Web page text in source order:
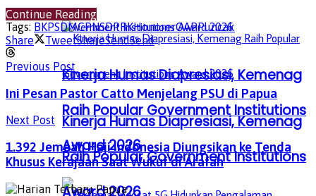
Kinerja Humas Diapresiasi, Kemenag
Raih Popular Government Institutions
Award 2026
Kinerja Humas Diapresiasi, Kemenag
Raih Popular Government Institutions
Award 2026
Continue Reading
Tags: BKPSDMCPNSDPRKHonorerOAPPuncak
Share
TweetShareSendSend
Previous Post
Ini Pesan Pastor Catto Menjelang PSU di Papua
Next Post
1.392 Jemaah Haji Indonesia Diungsikan ke Tenda
Khusus Kerajaan Saat Wukuf di Arafah